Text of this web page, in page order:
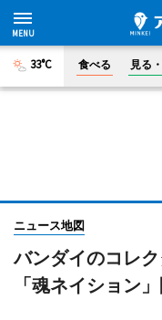
33°C 食べる 見る
ニュース地図
バンダイのコレ
「魂ネイション